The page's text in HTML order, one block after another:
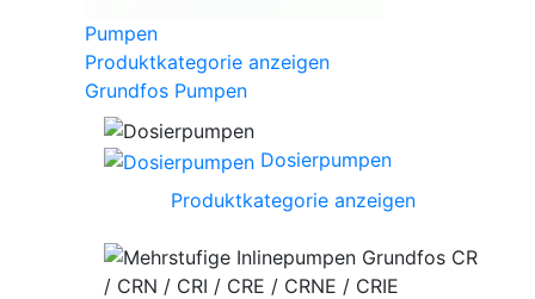
Pumpen
Produktkategorie anzeigen
Grundfos Pumpen
Dosierpumpen
Produktkategorie anzeigen